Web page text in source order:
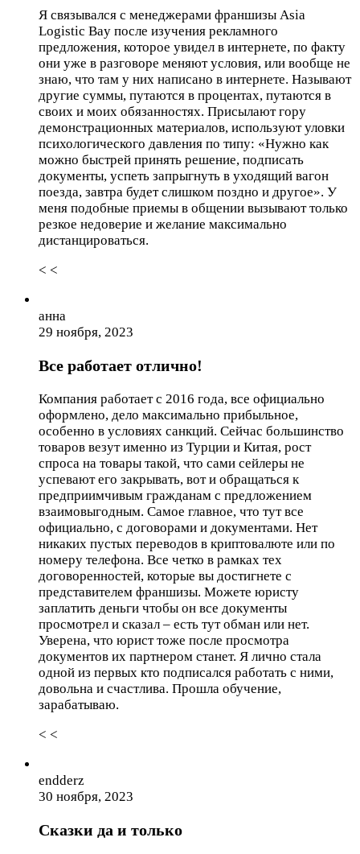
Я связывался с менеджерами франшизы Asia
Logistic Bay после изучения рекламного
предложения, которое увидел в интернете, по факту
они уже в разговоре меняют условия, или вообще не
знаю, что там у них написано в интернете. Называют
другие суммы, путаются в процентах, путаются в
своих и моих обязанностях. Присылают гору
демонстрационных материалов, используют уловки
психологического давления по типу: «Нужно как
можно быстрей принять решение, подписать
документы, успеть запрыгнуть в уходящий вагон
поезда, завтра будет слишком поздно и другое». У
меня подобные приемы в общении вызывают только
резкое недоверие и желание максимально
дистанцироваться.
< <
анна
29 ноября, 2023
Все работает отлично!
Компания работает с 2016 года, все официально
оформлено, дело максимально прибыльное,
особенно в условиях санкций. Сейчас большинство
товаров везут именно из Турции и Китая, рост
спроса на товары такой, что сами сейлеры не
успевают его закрывать, вот и обращаться к
предприимчивым гражданам с предложением
взаимовыгодным. Самое главное, что тут все
официально, с договорами и документами. Нет
никаких пустых переводов в криптовалюте или по
номеру телефона. Все четко в рамках тех
договоренностей, которые вы достигнете с
представителем франшизы. Можете юристу
заплатить деньги чтобы он все документы
просмотрел и сказал – есть тут обман или нет.
Уверена, что юрист тоже после просмотра
документов их партнером станет. Я лично стала
одной из первых кто подписался работать с ними,
довольна и счастлива. Прошла обучение,
зарабатываю.
< <
endderz
30 ноября, 2023
Сказки да и только